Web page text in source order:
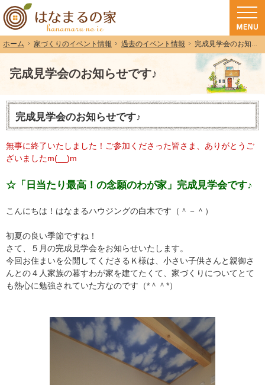
ホーム 家づくりのイベント情報 過去のイベント情報 完成見学会のお知らせです♪
完成見学会のお知らせです♪
和歌山（和歌山市・岩出市・海南市・紀の川市）で注文住宅(長期優良住宅・
注文住宅・高気密高断熱・長期優良住宅・ZEH・耐震なら（和歌山・和歌山市）
完成見学会のお知らせです♪
無事に終了いたしました！ご参加くださった皆さま、ありがとうご
ざいましたm(__)m
☆「日当たり最高！の念願のわが家」完成見学会です♪
こんにちは！はなまるハウジングの白木です（＾－＾）
初夏の良い季節ですね！
さて、５月の完成見学会をお知らせいたします。
今回お住まいを公開してくださるＫ様は、小さい子供さんと親御さ
んとの４人家族の暮すわが家を建てたくて、家づくりについてとて
も熱心に勉強されていた方なのです（*＾＾*）